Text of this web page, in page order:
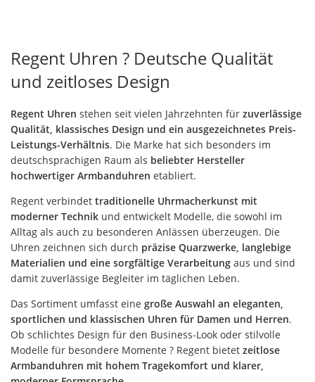
Regent Uhren ? Deutsche Qualität
und zeitloses Design
Regent Uhren stehen seit vielen Jahrzehnten für zuverlässige
Qualität, klassisches Design und ein ausgezeichnetes Preis-
Leistungs-Verhältnis. Die Marke hat sich besonders im
deutschsprachigen Raum als beliebter Hersteller
hochwertiger Armbanduhren etabliert.
Regent verbindet traditionelle Uhrmacherkunst mit
moderner Technik und entwickelt Modelle, die sowohl im
Alltag als auch zu besonderen Anlässen überzeugen. Die
Uhren zeichnen sich durch präzise Quarzwerke, langlebige
Materialien und eine sorgfältige Verarbeitung aus und sind
damit zuverlässige Begleiter im täglichen Leben.
Das Sortiment umfasst eine große Auswahl an eleganten,
sportlichen und klassischen Uhren für Damen und Herren.
Ob schlichtes Design für den Business-Look oder stilvolle
Modelle für besondere Momente ? Regent bietet zeitlose
Armbanduhren mit hohem Tragekomfort und klarer,